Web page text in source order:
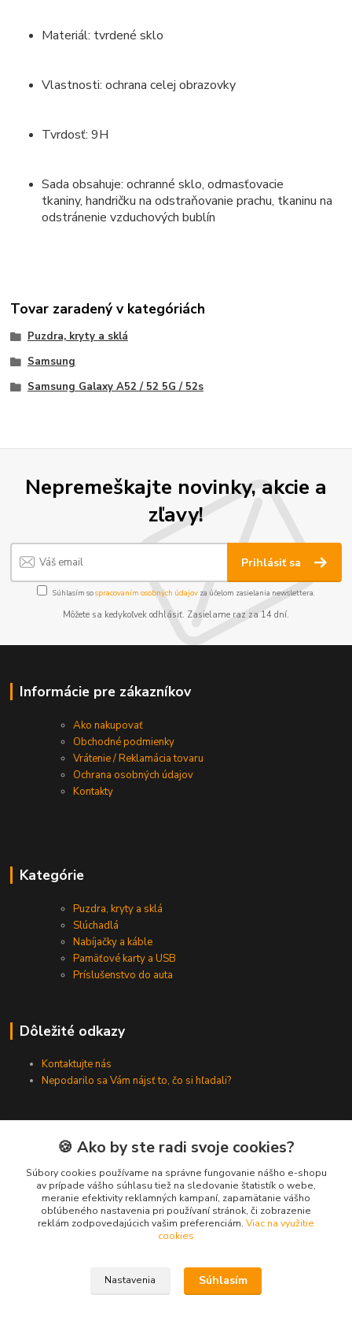
Materiál: tvrdené sklo
Vlastnosti: ochrana celej obrazovky
Tvrdosť: 9H
Sada obsahuje: ochranné sklo, odmasťovacie
tkaniny, handričku na odstraňovanie prachu, tkaninu na
odstránenie vzduchových bublín
Tovar zaradený v kategóriách
Puzdra, kryty a sklá
Samsung
Samsung Galaxy A52 / 52 5G / 52s
Nepremeškajte novinky, akcie a
zľavy!
Prihlásiť sa
Súhlasím sospracovaním osobných údajov za účelom zasielania newslettera.
Môžete sa kedykoľvek odhlásiť. Zasielame raz za 14 dní.
Informácie pre zákazníkov
Ako nakupovať
Obchodné podmienky
Vrátenie / Reklamácia tovaru
Ochrana osobných údajov
Kontakty
Kategórie
Puzdra, kryty a sklá
Slúchadlá
Nabíjačky a káble
Pamäťové karty a USB
Príslušenstvo do auta
Dôležité odkazy
Kontaktujte nás
Nepodarilo sa Vám nájsť to, čo si hľadali?
Kontakty
Zákaznícka podpora SMARTINO.sk
(Po-Pia, 8-16 hod.)
info@smartino.sk
🍪 Ako by ste radi svoje cookies?
Súbory cookies používame na správne fungovanie nášho e-shopu
av prípade vášho súhlasu tiež na sledovanie štatistík o webe,
meranie efektivity reklamných kampaní, zapamätanie vášho
obľúbeného nastavenia pri používaní stránok, či zobrazenie
reklám zodpovedajúcich vašim preferenciám. Viac na využitie
cookies
Nastavenia Súhlasím